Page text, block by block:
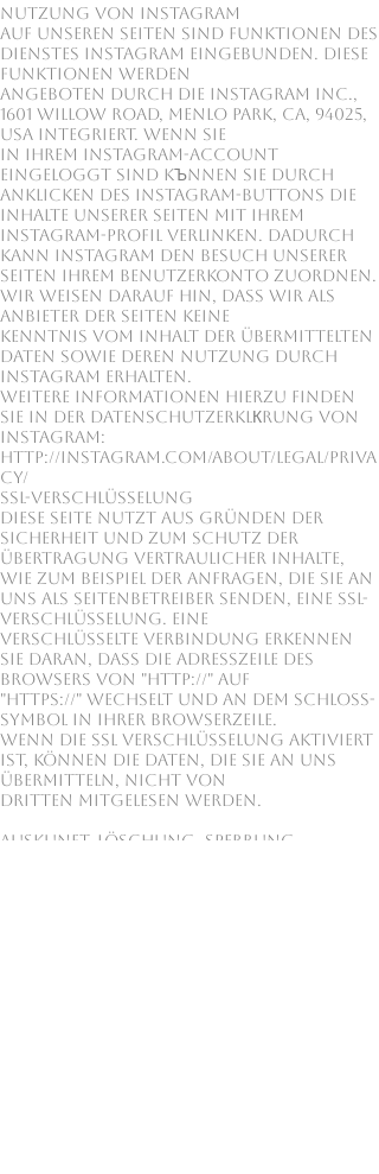
Nutzung von Instagram
Auf unseren Seiten sind Funktionen des
Dienstes Instagram eingebunden. Diese
Funktionen werden
angeboten durch die Instagram Inc.,
1601 Willow Road, Menlo Park, CA, 94025,
USA integriert. Wenn Sie
in Ihrem Instagram-Account
eingeloggt sind kЪnnen Sie durch
Anklicken des Instagram-Buttons die
Inhalte unserer Seiten mit Ihrem
Instagram-Profil verlinken. Dadurch
kann Instagram den Besuch unserer
Seiten Ihrem Benutzerkonto zuordnen.
Wir weisen darauf hin, dass wir als
Anbieter der Seiten keine
Kenntnis vom Inhalt der übermittelten
Daten sowie deren Nutzung durch
Instagram erhalten.
Weitere Informationen hierzu finden
Sie in der DatenschutzerklКrung von
Instagram:
http://instagram.com/about/legal/priva
cy/
SSL-Verschlüsselung
Diese Seite nutzt aus Gründen der
Sicherheit und zum Schutz der
Übertragung vertraulicher Inhalte,
wie zum Beispiel der Anfragen, die Sie an
uns als Seitenbetreiber senden, eine SSL-
Verschlüsselung. Eine
verschlüsselte Verbindung erkennen
Sie daran, dass die Adresszeile des
Browsers von "http://" auf
"https://" wechselt und an dem Schloss-
Symbol in Ihrer Browserzeile.
Wenn die SSL Verschlüsselung aktiviert
ist, können die Daten, die Sie an uns
übermitteln, nicht von
Dritten mitgelesen werden.
Auskunft, Löschung, Sperrung